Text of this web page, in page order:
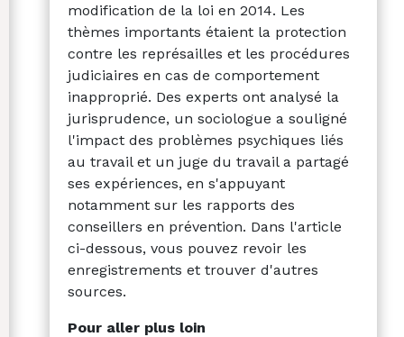
modification de la loi en 2014. Les
thèmes importants étaient la protection
contre les représailles et les procédures
judiciaires en cas de comportement
inapproprié. Des experts ont analysé la
jurisprudence, un sociologue a souligné
l'impact des problèmes psychiques liés
au travail et un juge du travail a partagé
ses expériences, en s'appuyant
notamment sur les rapports des
conseillers en prévention. Dans l'article
ci-dessous, vous pouvez revoir les
enregistrements et trouver d'autres
sources.
Pour aller plus loin